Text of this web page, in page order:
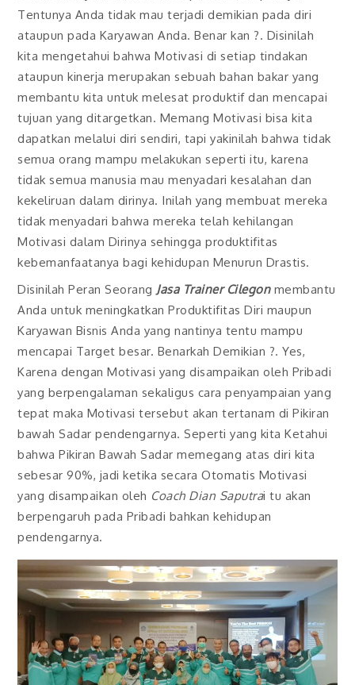
Tentunya Anda tidak mau terjadi demikian pada diri
ataupun pada Karyawan Anda. Benar kan ?. Disinilah
kita mengetahui bahwa Motivasi di setiap tindakan
ataupun kinerja merupakan sebuah bahan bakar yang
membantu kita untuk melesat produktif dan mencapai
tujuan yang ditargetkan. Memang Motivasi bisa kita
dapatkan melalui diri sendiri, tapi yakinilah bahwa tidak
semua orang mampu melakukan seperti itu, karena
tidak semua manusia mau menyadari kesalahan dan
kekeliruan dalam dirinya. Inilah yang membuat mereka
tidak menyadari bahwa mereka telah kehilangan
Motivasi dalam Dirinya sehingga produktifitas
kebemanfaatanya bagi kehidupan Menurun Drastis.
Disinilah Peran Seorang Jasa Trainer Cilegonmembantu
Anda untuk meningkatkan Produktifitas Diri maupun
Karyawan Bisnis Anda yang nantinya tentu mampu
mencapai Target besar. Benarkah Demikian ?. Yes,
Karena dengan Motivasi yang disampaikan oleh Pribadi
yang berpengalaman sekaligus cara penyampaian yang
tepat maka Motivasi tersebut akan tertanam di Pikiran
bawah Sadar pendengarnya. Seperti yang kita Ketahui
bahwa Pikiran Bawah Sadar memegang atas diri kita
sebesar 90%, jadi ketika secara Otomatis Motivasi
yang disampaikan oleh Coach Dian Saputrai tu akan
berpengaruh pada Pribadi bahkan kehidupan
pendengarnya.